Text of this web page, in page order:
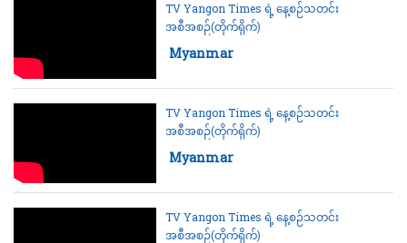
TV Yangon Times ရဲ့ နေ့စဉ်သတင်း
အစီအစဉ်(တိုက်ရိုက်)
Category:
Myanmar
TV Yangon Times ရဲ့ နေ့စဉ်သတင်း
အစီအစဉ်(တိုက်ရိုက်)
Category:
Myanmar
TV Yangon Times ရဲ့ နေ့စဉ်သတင်း
အစီအစဉ်(တိုက်ရိုက်)